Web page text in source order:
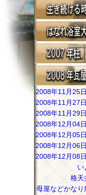
2008年11月25日
2008年11月27日
2008年11月29日
2008年12月04日
2008年12月05日
2008年12月06日
2008年12月08
い
格天
母屋などかなり